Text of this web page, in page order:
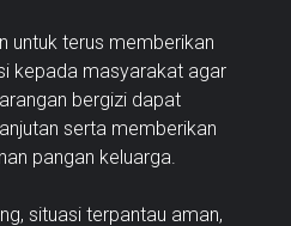
untuk terus memberikan
kepada masyarakat agar
bergizi dapat
serta memberikan
pangan keluarga.
situasi terpantau aman,